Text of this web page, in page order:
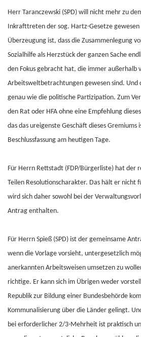
Herr Taranczewski (SPD) will nicht mehr zu
Inkrafttreten der sog. Hartz-Gesetze
Überzeugung ist, dass die Zusammenlegung
Sozialhilfe als Herzstück der ganzen Sache
den Fokus gebracht hat, die immer außerhalb
Arbeitsweltbetrachtungen gewesen sind. Und
genau wie die politische Partizipation. Zum
den Rat oder HFA ohne eine Empfehlung
das das ureigenste Geschäft dieses
Beschlussfassung am heutigen Tage.
Für Herrn Rettstadt (FDP/Bürgerliste) hat der
Teilen Resolutionscharakter. Das hält er nicht
wird sich daher sowohl bei der
Antrag enthalten.
Für Herrn Spieß (SPD) ist der gemeinsame
wenn die Vorlage vorsieht, untergesetzlich
anerkannten Arbeitsweisen umsetzen zu
richtige. Er kann sich im Übrigen weder
Republik zur Bildung einer Bundesbehörde
Kommunalisierung über die Länder gelingt.
bei erforderlicher 2/3-Mehrheit ist praktisch